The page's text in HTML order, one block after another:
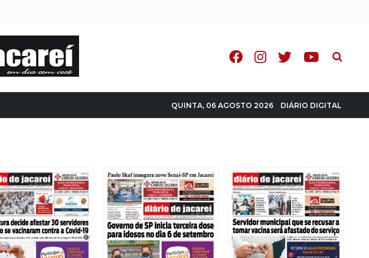
Pesquisa
QUINTA, 06 AGOSTO 2026 DIÁRIO DIGITAL